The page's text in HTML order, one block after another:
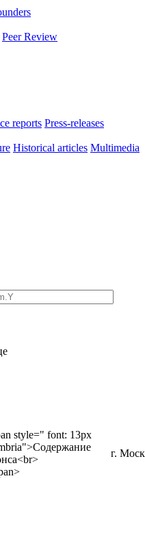
Peer Review
reports Press-releases
Historical articles Multimedia
style=" font: 13px
г.